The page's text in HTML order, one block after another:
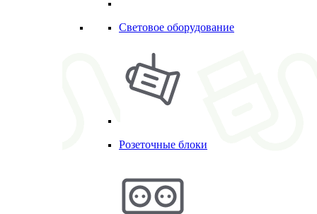
Световое оборудование
Розеточные блоки